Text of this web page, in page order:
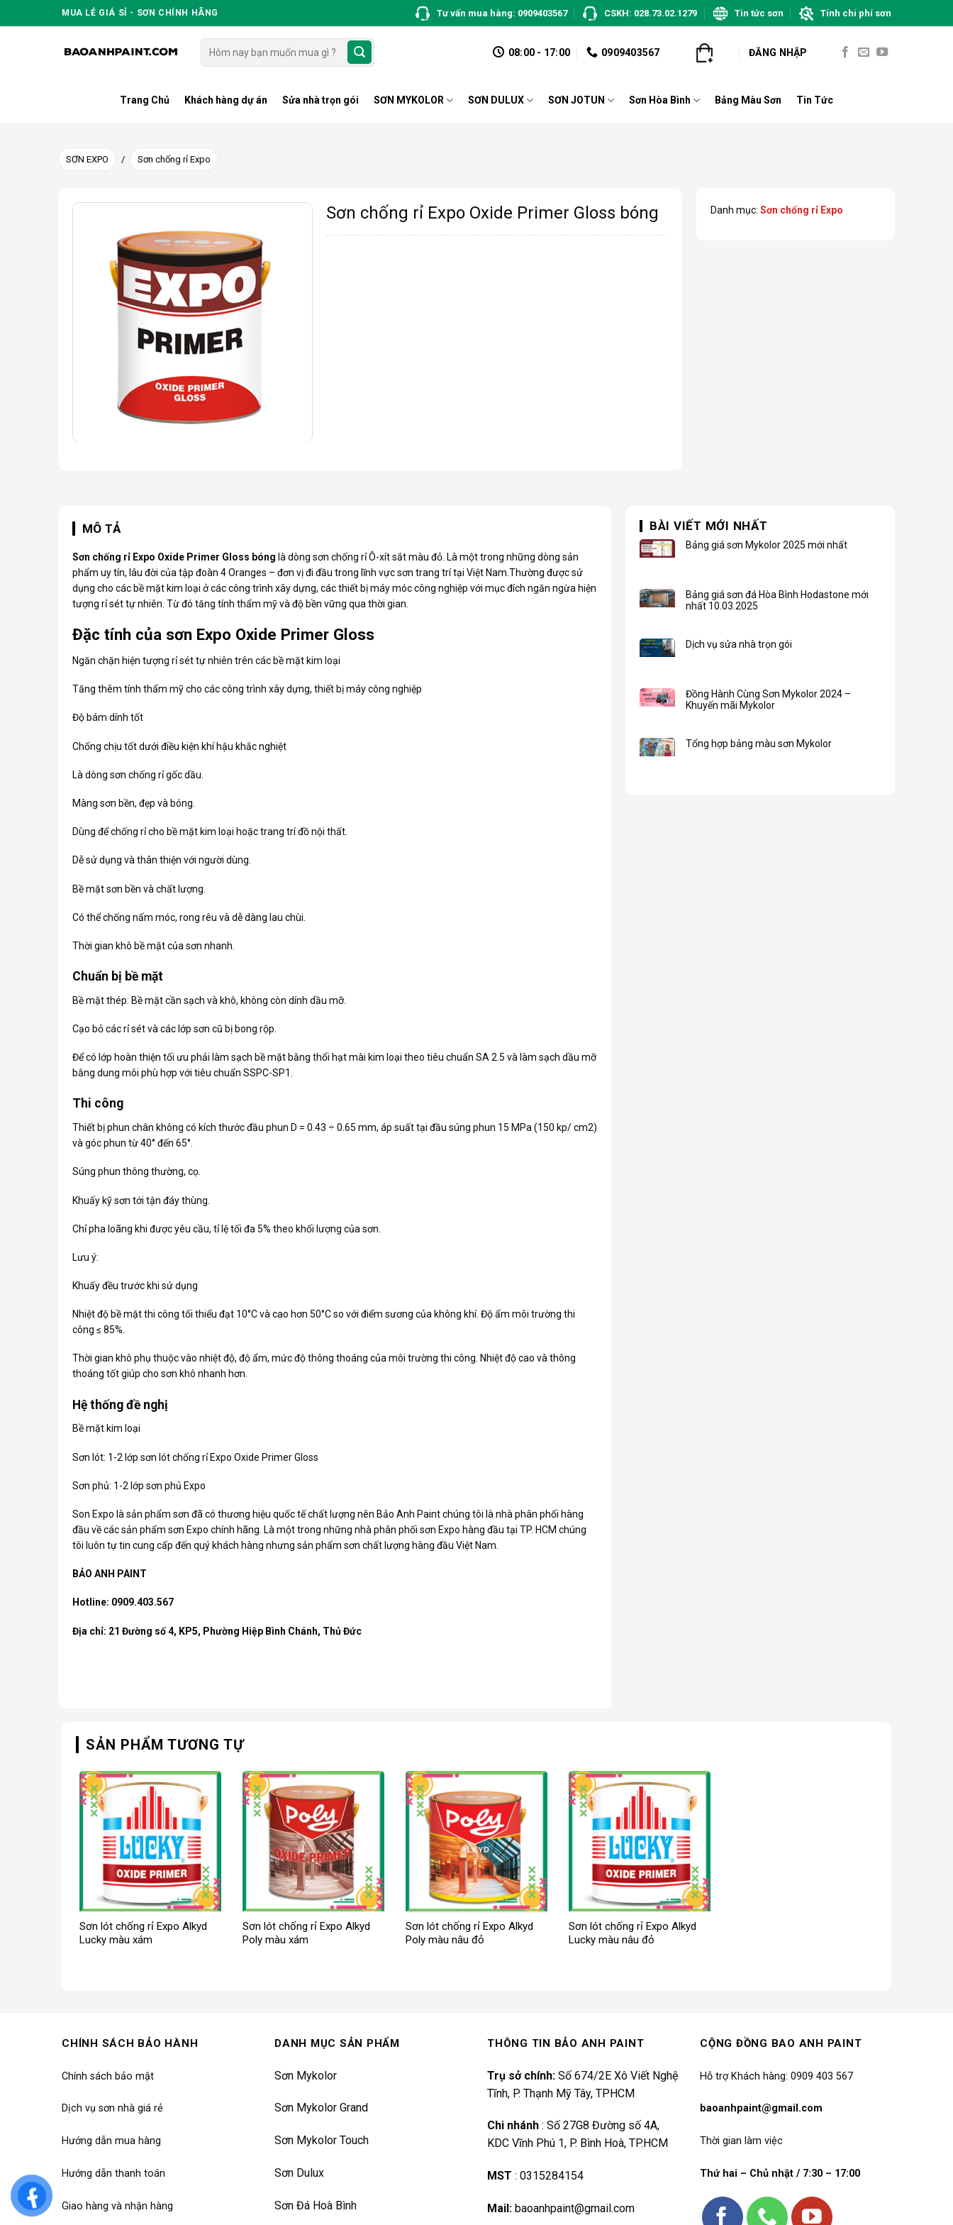
to
MUA LẺ GIÁ SỈ - SƠN CHÍNH HÃNG Tư vấn mua hàng: 0909403567 CSKH: 028.73.02.1279 Tin tức sơn Tính chi phí sơn
Tìm
kiếm:
08:00 - 17:00 0909403567 ĐĂNG NHẬP
Trang Chủ Khách hàng dự án Sửa nhà trọn gói SƠN MYKOLOR SƠN DULUX SƠN JOTUN Sơn Hòa Bình Bảng Màu Sơn Tin Tức
SƠN EXPO / Sơn chống rỉ Expo
Sơn chống rỉ Expo Oxide Primer Gloss bóng Danh mục: Sơn chống rỉ Expo
MÔ TẢ
Sơn chống rỉ Expo Oxide Primer Gloss bóng là dòng sơn chống rỉ Ô-xít sắt màu đỏ. Là một trong những dòng sản
phẩm uy tín, lâu đời của tập đoàn 4 Oranges – đơn vị đi đầu trong lĩnh vực sơn trang trí tại Việt Nam.Thường được sử
dụng cho các bề mặt kim loại ở các công trình xây dựng, các thiết bị máy móc công nghiệp với mục đích ngăn ngừa hiện
tượng rỉ sét tự nhiên. Từ đó tăng tính thẩm mỹ và độ bền vững qua thời gian.
Đặc tính của sơn Expo Oxide Primer Gloss
Ngăn chặn hiện tượng rỉ sét tự nhiên trên các bề mặt kim loại
Tăng thêm tính thẩm mỹ cho các công trình xây dựng, thiết bị máy công nghiệp
Độ bám dính tốt
Chống chịu tốt dưới điều kiện khí hậu khắc nghiệt
Là dòng sơn chống rỉ gốc dầu.
Màng sơn bền, đẹp và bóng.
Dùng để chống rỉ cho bề mặt kim loại hoặc trang trí đồ nội thất.
Dễ sử dụng và thân thiện với người dùng.
Bề mặt sơn bền và chất lượng.
Có thể chống nấm móc, rong rêu và dễ dàng lau chùi.
Thời gian khô bề mặt của sơn nhanh.
Chuẩn bị bề mặt
Bề mặt thép: Bề mặt cần sạch và khô, không còn dính dầu mỡ.
Cạo bỏ các rỉ sét và các lớp sơn cũ bị bong rộp.
Để có lớp hoàn thiện tối ưu phải làm sạch bề mặt bằng thổi hạt mài kim loại theo tiêu chuẩn SA 2.5 và làm sạch dầu mỡ
bằng dung môi phù hợp với tiêu chuẩn SSPC-SP1.
Thi công
Thiết bị phun chân không có kích thước đầu phun D = 0.43 ÷ 0.65 mm, áp suất tại đầu súng phun 15 MPa (150 kp/ cm2)
và góc phun từ 40° đến 65°.
Súng phun thông thường, cọ.
Khuấy kỹ sơn tới tận đáy thùng.
Chỉ pha loãng khi được yêu cầu, tỉ lệ tối đa 5% theo khối lượng của sơn.
Lưu ý:
Khuấy đều trước khi sử dụng
Nhiệt độ bề mặt thi công tối thiểu đạt 10°C và cao hơn 50°C so với điểm sương của không khí. Độ ẩm môi trường thi
công ≤ 85%.
Thời gian khô phụ thuộc vào nhiệt độ, độ ẩm, mức độ thông thoáng của môi trường thi công. Nhiệt độ cao và thông
thoáng tốt giúp cho sơn khô nhanh hơn.
Hệ thống đề nghị
Bề mặt kim loại
Sơn lót: 1-2 lớp sơn lót chống rỉ Expo Oxide Primer Gloss
Sơn phủ: 1-2 lớp sơn phủ Expo
Son Expo là sản phẩm sơn đã có thương hiệu quốc tế chất lượng nên Bảo Anh Paint chúng tôi là nhà phân phối hàng
đầu về các sản phẩm sơn Expo chính hãng. Là một trong những nhà phân phối sơn Expo hàng đầu tại TP. HCM chúng
tôi luôn tự tin cung cấp đến quý khách hàng nhưng sản phẩm sơn chất lượng hàng đầu Việt Nam.
BẢO ANH PAINT
Hotline: 0909.403.567
Địa chỉ: 21 Đường số 4, KP5, Phường Hiệp Bình Chánh, Thủ Đức
BÀI VIẾT MỚI NHẤT
Bảng giá sơn Mykolor 2025 mới nhất
Bảng giá sơn đá Hòa Bình Hodastone mới
nhất 10.03.2025
Dịch vụ sửa nhà trọn gói
Đồng Hành Cùng Sơn Mykolor 2024 –
Khuyến mãi Mykolor
Tổng hợp bảng màu sơn Mykolor
SẢN PHẨM TƯƠNG TỰ
Sơn lót chống rỉ Expo Alkyd
Lucky màu xám
Sơn lót chống rỉ Expo Alkyd
Poly màu xám
Sơn lót chống rỉ Expo Alkyd
Poly màu nâu đỏ
Sơn lót chống rỉ Expo Alkyd
Lucky màu nâu đỏ
CHÍNH SÁCH BẢO HÀNH
Chính sách bảo mật
Dịch vụ sơn nhà giá rẻ
Hướng dẫn mua hàng
Hướng dẫn thanh toán
Giao hàng và nhận hàng
DANH MỤC SẢN PHẨM
Sơn Mykolor
Sơn Mykolor Grand
Sơn Mykolor Touch
Sơn Dulux
Sơn Đá Hoà Bình
THÔNG TIN BẢO ANH PAINT
Trụ sở chính: Số 674/2E Xô Viết Nghệ
Tĩnh, P. Thạnh Mỹ Tây, TPHCM
Chi nhánh : Số 27G8 Đường số 4A,
KDC Vĩnh Phú 1, P. Bình Hoà, TP.HCM
MST : 0315284154
Mail: baoanhpaint@gmail.com
CỘNG ĐỒNG BAO ANH PAINT
Hỗ trợ Khách hàng: 0909 403 567
baoanhpaint@gmail.com
Thời gian làm việc
Thứ hai – Chủ nhật / 7:30 – 17:00